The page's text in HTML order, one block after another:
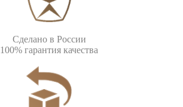
Сделано в России
100% гарантия качества